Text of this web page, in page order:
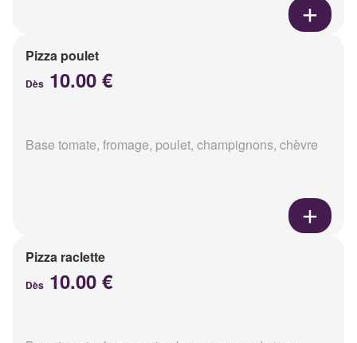
Pizza poulet
Dès 10.00 €
Base tomate, fromage, poulet, champignons, chèvre
Pizza raclette
Dès 10.00 €